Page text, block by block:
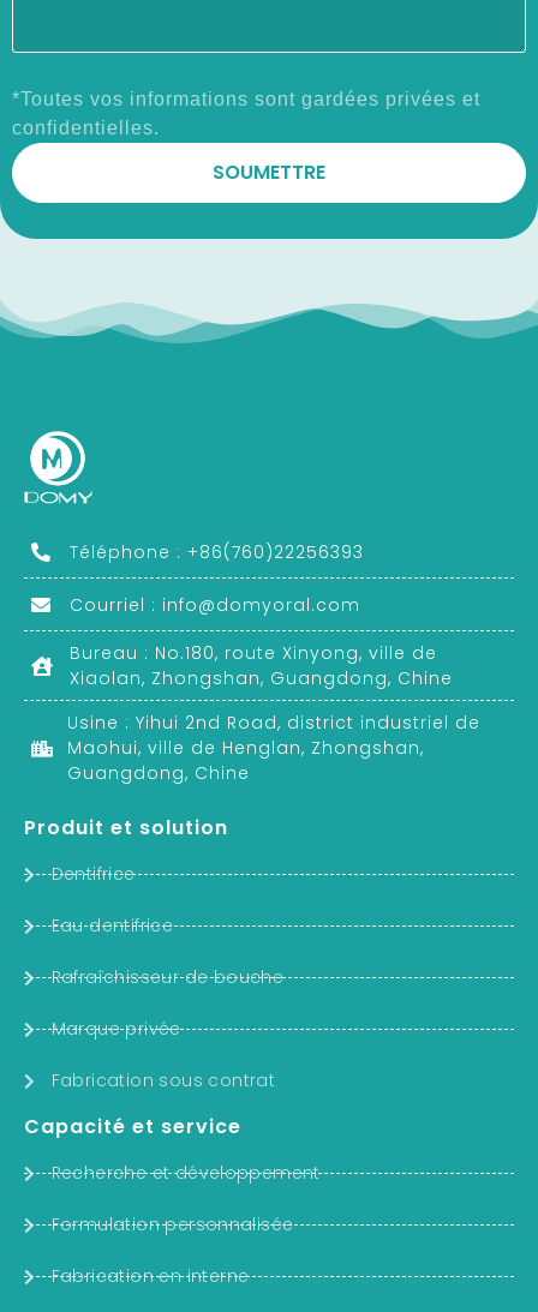
*Toutes vos informations sont gardées privées et
confidentielles.
Téléphone : +86(760)22256393
Courriel : info@domyoral.com
Bureau : No.180, route Xinyong, ville de
Xiaolan, Zhongshan, Guangdong, Chine
Usine : Yihui 2nd Road, district industriel de
Maohui, ville de Henglan, Zhongshan,
Guangdong, Chine
Produit et solution
Dentifrice
Eau dentifrice
Rafraîchisseur de bouche
Marque privée
Fabrication sous contrat
Capacité et service
Recherche et développement
Formulation personnalisée
Fabrication en interne